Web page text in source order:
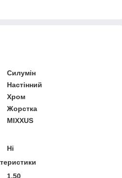
Силумін
Настінний
Хром
Жорстка
MIXXUS
Ні
1,50